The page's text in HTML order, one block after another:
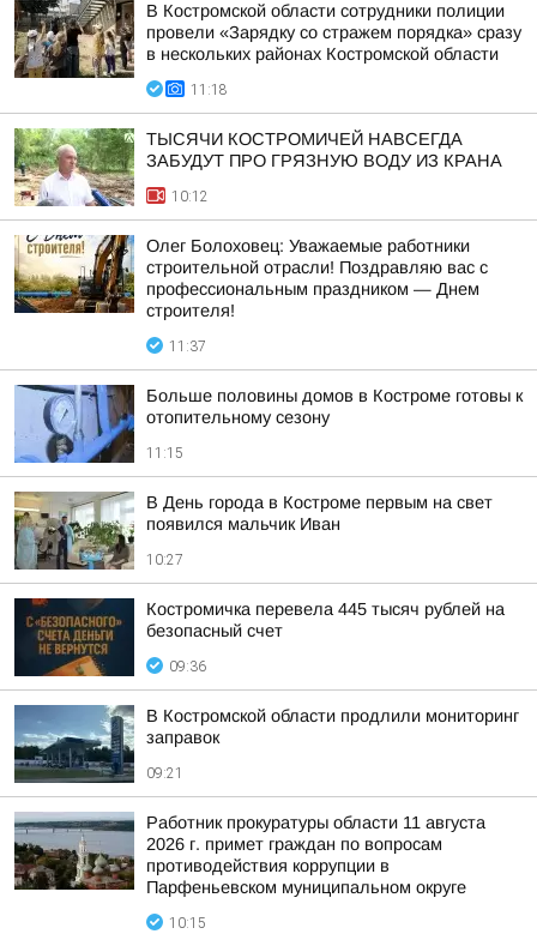
В Костромской области сотрудники полиции
провели «Зарядку со стражем порядка» сразу
в нескольких районах Костромской области
11:18
ТЫСЯЧИ КОСТРОМИЧЕЙ НАВСЕГДА
ЗАБУДУТ ПРО ГРЯЗНУЮ ВОДУ ИЗ КРАНА
10:12
Олег Болоховец: Уважаемые работники
строительной отрасли! Поздравляю вас с
профессиональным праздником — Днем
строителя!
11:37
Больше половины домов в Костроме готовы к
отопительному сезону
11:15
В День города в Костроме первым на свет
появился мальчик Иван
10:27
Костромичка перевела 445 тысяч рублей на
безопасный счет
09:36
В Костромской области продлили мониторинг
заправок
09:21
Работник прокуратуры области 11 августа
2026 г. примет граждан по вопросам
противодействия коррупции в
Парфеньевском муниципальном округе
10:15